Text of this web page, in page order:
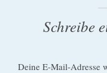
Schreibe
Deine E-Mail-Adresse